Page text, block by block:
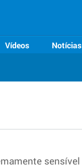
Vídeos Notícias
sensível